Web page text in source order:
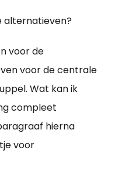
alternatieven?
voor de
voor de centrale
Wat kan ik
compleet
hierna
voor